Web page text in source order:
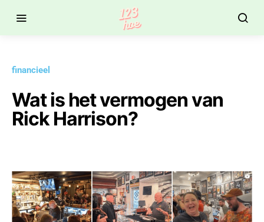
financieel
Wat is het vermogen van
Rick Harrison?